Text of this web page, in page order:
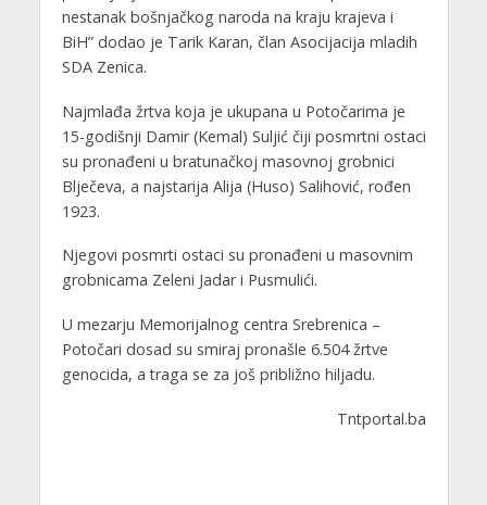
nestanak bošnjačkog naroda na kraju krajeva i
BiH” dodao je Tarik Karan, član Asocijacija mladih
SDA Zenica.
Najmlađa žrtva koja je ukupana u Potočarima je
15-godišnji Damir (Kemal) Suljić čiji posmrtni ostaci
su pronađeni u bratunačkoj masovnoj grobnici
Blječeva, a najstarija Alija (Huso) Salihović, rođen
1923.
Njegovi posmrti ostaci su pronađeni u masovnim
grobnicama Zeleni Jadar i Pusmulići.
U mezarju Memorijalnog centra Srebrenica –
Potočari dosad su smiraj pronašle 6.504 žrtve
genocida, a traga se za još približno hiljadu.
Tntportal.ba